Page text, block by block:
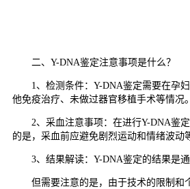
二、Y-DNA鉴定注意事项是什么？
1、检测条件：Y-DNA鉴定需要在孕妇
他免疫治疗、未做过器官移植手术等情况
2、采血注意事项：在进行Y-DNA鉴定
的是，采血前应避免剧烈运动和情绪波动
3、结果解读：Y-DNA鉴定的结果是通
但需要注意的是，由于技术的限制和